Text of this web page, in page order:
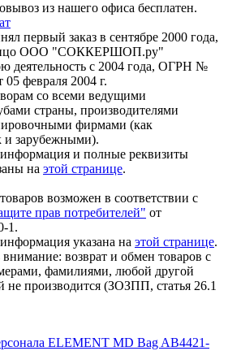
из нашего офиса бесплатен.
первый заказ в сентябре 2000 года,
ООО "СОККЕРШОП.ру"
деятельность с 2004 года, ОГРН №
05 февраля 2004 г.
со всеми ведущими
страны, производителями
фирмами (как
и зарубежными).
и полные реквизиты
на этой странице.
возможен в соответствии с
прав потребителей" от
1.
указана на этой странице.
возврат и обмен товаров с
фамилиями, любой другой
не производится (ЗОЗПП, статья 26.1